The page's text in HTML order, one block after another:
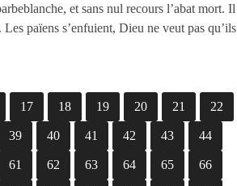
et sans nul recours l’abat mort. Il
païens s’enfuient, Dieu ne veut pas qu’ils
17 18 19 20 21 22
39 40 41 42 43 44
61 62 63 64 65 66